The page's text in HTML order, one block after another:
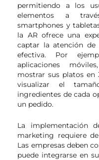
permitiendo a los
elementos a
smartphones y
la AR ofrece una
captar la atención de
efectiva. Por
aplicaciones
mostrar sus platos en
visualizar el
ingredientes de cada
un pedido.
La implementación
marketing requiere
Las empresas deben
puede integrarse en